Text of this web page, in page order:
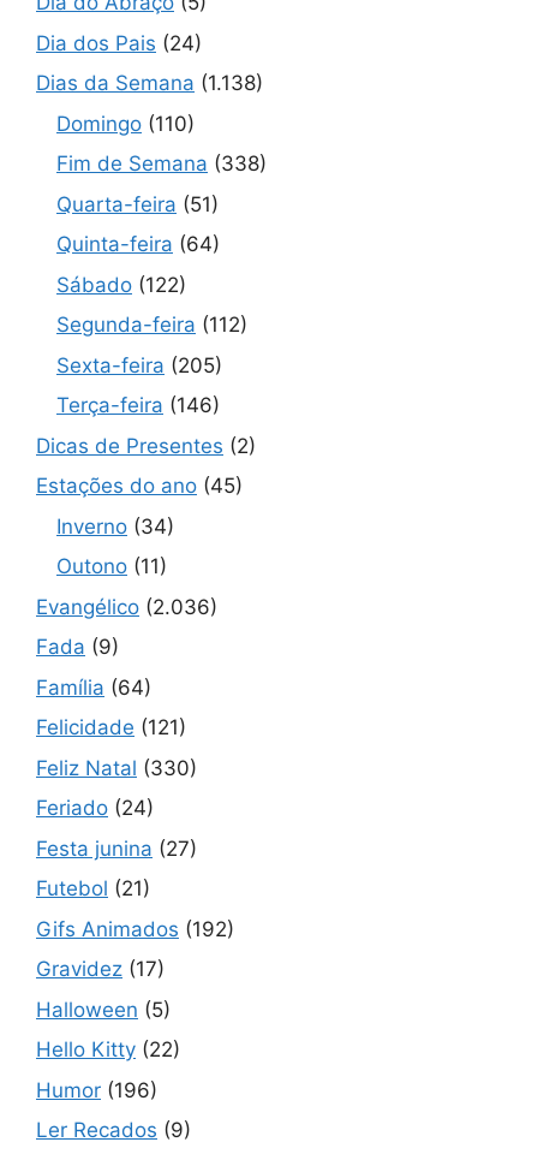
Dia dos Pais (24)
Dias da Semana (1.138)
Domingo (110)
Fim de Semana (338)
Quarta-feira (51)
Quinta-feira (64)
Sábado (122)
Segunda-feira (112)
Sexta-feira (205)
Terça-feira (146)
Dicas de Presentes (2)
Estações do ano (45)
Inverno (34)
Outono (11)
Evangélico (2.036)
Fada (9)
Família (64)
Felicidade (121)
Feliz Natal (330)
Feriado (24)
Festa junina (27)
Futebol (21)
Gifs Animados (192)
Gravidez (17)
Halloween (5)
Hello Kitty (22)
Humor (196)
Ler Recados (9)